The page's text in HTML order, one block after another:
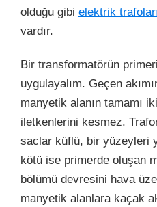
olduğu gibi elektrik
vardır.
Bir transformatörün
uygulayalım. Geçen
manyetik alanın tamamı
iletkenlerini kesmez.
saclar küflü, bir yüzeyleri
kötü ise primerde oluşan
bölümü devresini hava
manyetik alanlara kaçak